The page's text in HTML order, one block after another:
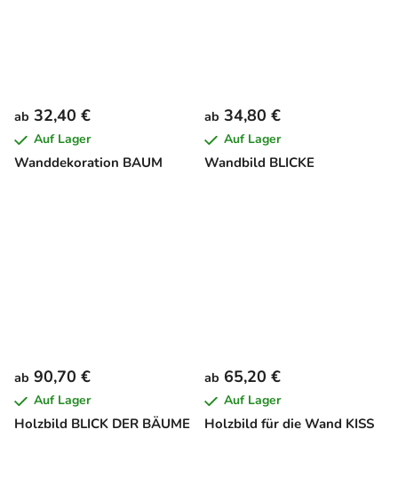
Wanddekoration BAUM
ab 32,40 €
Auf Lager
Wandbild BLICKE
ab 34,80 €
Auf Lager
Holzbild BLICK DER BÄUME
ab 90,70 €
Auf Lager
Holzbild für die Wand KISS
ab 65,20 €
Auf Lager